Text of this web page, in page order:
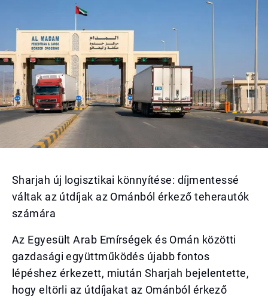
Sharjah új logisztikai könnyítése: díjmentessé
váltak az útdíjak az Ománból érkező teherautók
számára
Az Egyesült Arab Emírségek és Omán közötti
gazdasági együttműködés újabb fontos
lépéshez érkezett, miután Sharjah bejelentette,
hogy eltörli az útdíjakat az Ománból érkező